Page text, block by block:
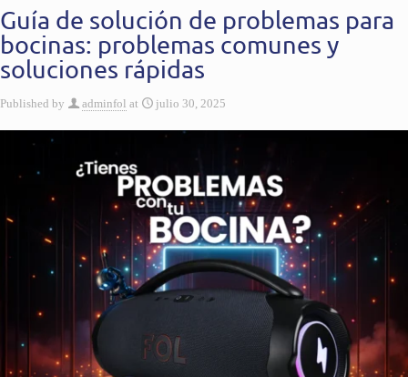
Guía de solución de problemas para
bocinas: problemas comunes y
soluciones rápidas
Published by adminfol at julio 30, 2025